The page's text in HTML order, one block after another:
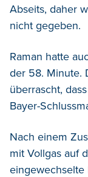
Abseits, daher
nicht gegeben.
Raman hatte
der 58. Minute.
überrascht,
Bayer-
Nach einem
mit Vollgas auf
eingewechselte